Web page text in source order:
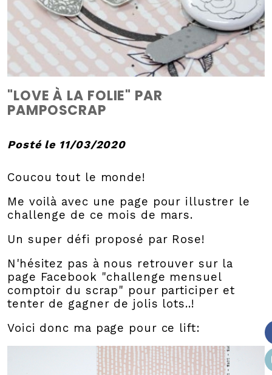
"LOVE À LA FOLIE" PAR
PAMPOSCRAP
Posté le 11/03/2020
Coucou tout le monde!
Me voilà avec une page pour illustrer le
challenge de ce mois de mars.
Un super défi proposé par Rose!
N'hésitez pas à nous retrouver sur la
page Facebook "challenge mensuel
comptoir du scrap" pour participer et
tenter de gagner de jolis lots..!
Voici donc ma page pour ce lift: